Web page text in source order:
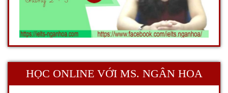
HỌC ONLINE VỚI MS. NGÂN HOA